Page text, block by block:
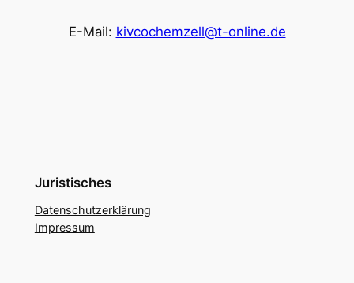
E-Mail: kivcochemzell@t-online.de
Juristisches
Datenschutzerklärung
Impressum